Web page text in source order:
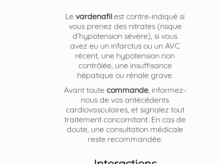
Levardenafil est contre-indiqué si
vous prenez des nitrates (risque
d’hypotension sévère), si vous
avez eu un infarctus ou un AVC
récent, une hypotension non
contrôlée, une insuffisance
hépatique ou rénale grave.
Avant toutecommande, informez-
nous de vos antécédents
cardiovasculaires, et signalez tout
traitement concomitant. En cas de
doute, une consultation médicale
reste recommandée.